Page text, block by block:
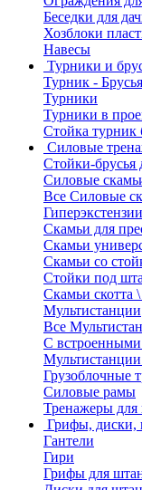
Беседки для
Хозблоки
Навесы
Турники и
Турник -
Турники
Турники в
Стойка турник
Силовые
Стойки-брусья
Силовые
Все Силовые
Гиперэкстензии
Скамьи для
Скамьи
Скамьи со
Стойки под
Скамьи скотта
Мультистанции
Все
С встроенными
Грузоблочные
Силовые рамы
Тренажеры для
Грифы, диски,
Гантели
Гири
Грифы для